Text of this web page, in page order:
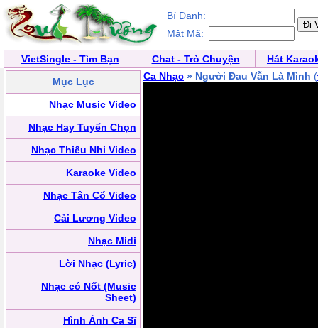
Bí Danh:
Mật Mã:
VietSingle - Tìm Bạn Chat - Trò Chuyện
Hát
Mục Lục
Nhạc Music Video
Nhạc Hay Tuyển Chọn
Nhạc Thiếu Nhi Video
Karaoke Video
Nhạc Tân Cổ Video
Cải Lương Video
Nhạc Midi
Lời Nhạc (Lyric)
Nhạc có Nốt (Music
Sheet)
Hình Ảnh Ca Sĩ
Ca Nhạc » Người Đau Vẫn Là Mình (